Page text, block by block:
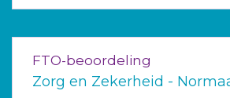
FTO-beoordeling
Zorg en Zekerheid -